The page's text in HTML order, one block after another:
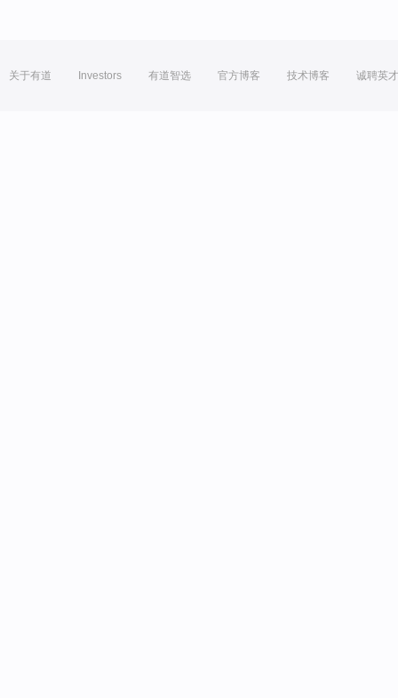
关于有道 Investors 有道智选 官方博客 技术博客 诚聘英才